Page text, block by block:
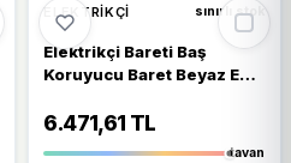
ELEKTRIKÇI sınırlı stok
Elektrikçi Bareti Baş
Koruyucu Baret Beyaz En
Standartlara Uygun Kayışlı
6.471,61 TL
tavan